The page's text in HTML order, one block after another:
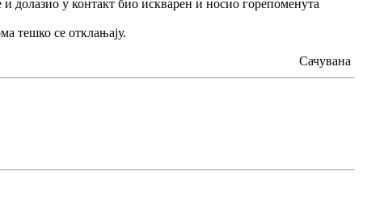
долазио у контакт био искварен и носио горепоменута
тешко се отклањају.
Сачувана